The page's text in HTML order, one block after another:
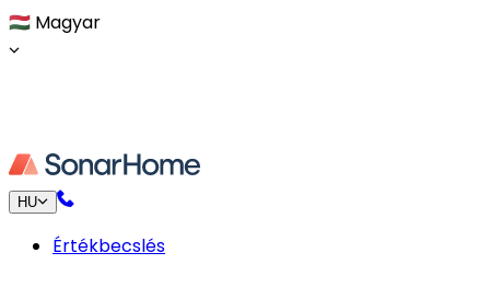
🇭🇺 Magyar
HU
Értékbecslés